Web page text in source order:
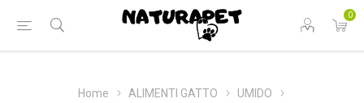
0
Home ALIMENTI GATTO
UMIDO